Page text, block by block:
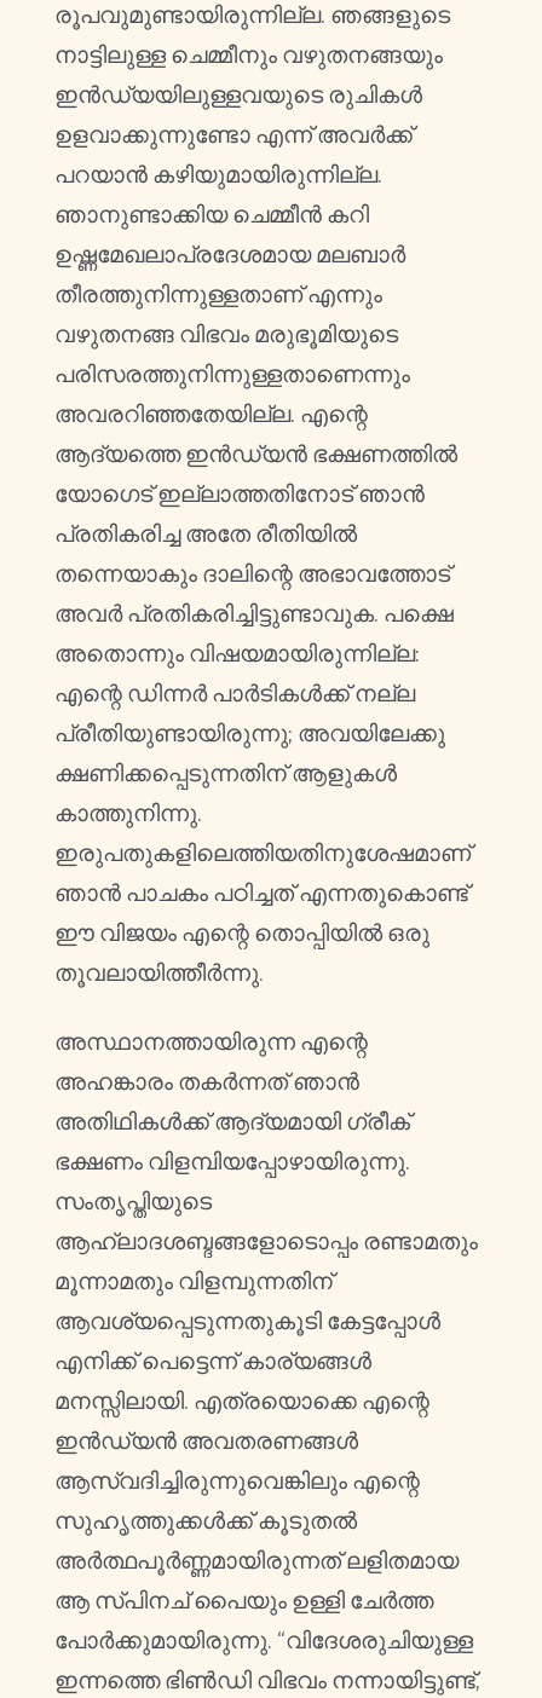
രൂപവുമുണ്ടായിരുന്നില്ല. ഞങ്ങളുടെ
നാട്ടിലുള്ള ചെമ്മീനും വഴുതനങ്ങയും
ഇൻഡ്യയിലുള്ളവയുടെ രുചികൾ
ഉളവാക്കുന്നുണ്ടോ എന്ന് അവർക്ക്
പറയാൻ കഴിയുമായിരുന്നില്ല.
ഞാനുണ്ടാക്കിയ ചെമ്മീൻ കറി
ഉഷ്ണമേഖലാപ്രദേശമായ മലബാർ
തീരത്തുനിന്നുള്ളതാണ് എന്നും
വഴുതനങ്ങ വിഭവം മരുഭൂമിയുടെ
പരിസരത്തുനിന്നുള്ളതാണെന്നും
അവരറിഞ്ഞതേയില്ല. എന്റെ
ആദ്യത്തെ ഇൻഡ്യൻ ഭക്ഷണത്തിൽ
യോഗെട് ഇല്ലാത്തതിനോട് ഞാൻ
പ്രതികരിച്ച അതേ രീതിയിൽ
തന്നെയാകും ദാലിന്റെ അഭാവത്തോട്
അവർ പ്രതികരിച്ചിട്ടുണ്ടാവുക. പക്ഷെ
അതൊന്നും വിഷയമായിരുന്നില്ല:
എന്റെ ഡിന്നർ പാർടികൾക്ക് നല്ല
പ്രീതിയുണ്ടായിരുന്നു; അവയിലേക്കു
ക്ഷണിക്കപ്പെടുന്നതിന് ആളുകൾ
കാത്തുനിന്നു.
ഇരുപതുകളിലെത്തിയതിനുശേഷമാണ്
ഞാൻ പാചകം പഠിച്ചത് എന്നതുകൊണ്ട്
ഈ വിജയം എന്റെ തൊപ്പിയിൽ ഒരു
തൂവലായിത്തീർന്നു.
അസ്ഥാനത്തായിരുന്ന എന്റെ
അഹങ്കാരം തകർന്നത് ഞാൻ
അതിഥികൾക്ക് ആദ്യമായി ഗ്രീക്
ഭക്ഷണം വിളമ്പിയപ്പോഴായിരുന്നു.
സംതൃപ്തിയുടെ
ആഹ്ലാദശബ്ദങ്ങളോടൊപ്പം രണ്ടാമതും
മൂന്നാമതും വിളമ്പുന്നതിന്
ആവശ്യപ്പെടുന്നതുകൂടി കേട്ടപ്പോൾ
എനിക്ക് പെട്ടെന്ന് കാര്യങ്ങൾ
മനസ്സിലായി. എത്രയൊക്കെ എന്റെ
ഇൻഡ്യൻ അവതരണങ്ങൾ
ആസ്വദിച്ചിരുന്നുവെങ്കിലും എന്റെ
സുഹൃത്തുക്കൾക്ക് കൂടുതൽ
അർത്ഥപൂർണ്ണമായിരുന്നത് ലളിതമായ
ആ സ്പിനച് പൈയും ഉള്ളി ചേർത്ത
പോർക്കുമായിരുന്നു. “വിദേശരുചിയുള്ള
ഇന്നത്തെ ഭിൺഡി വിഭവം നന്നായിട്ടുണ്ട്,